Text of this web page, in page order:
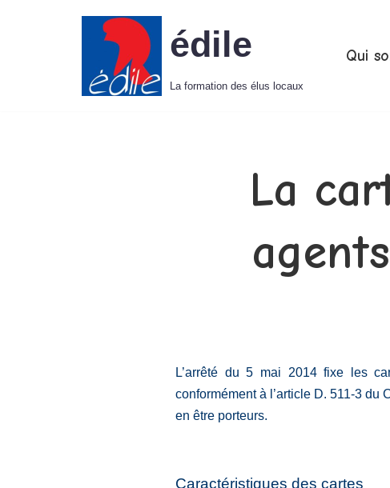
édile
La formation des élus locaux
Qui
La
L’arrêté du 5 mai 2014 fixe les
conformément à l’article D. 511-3
en être porteurs.
Caractéristiques des cartes